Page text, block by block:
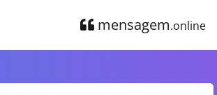
mensagem.online